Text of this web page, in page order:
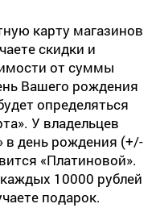
карту магазинов
скидки и
от суммы
Вашего рождения
определяться
У владельцев
в день рождения (+/-
«Платиновой».
10000 рублей
подарок.